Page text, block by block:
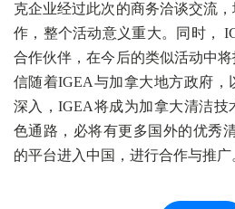
克企业经过此次的商务洽谈交流
作，整个活动意义重大。同时，
合作伙伴，在今后的类似活动中
信随着IGEA与加拿大地方政府，
深入，IGEA将成为加拿大清洁技
色通路，必将有更多国外的优秀
的平台进入中国，进行合作与推广